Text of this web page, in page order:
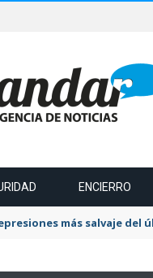
ENCIERRO
más salvaje del